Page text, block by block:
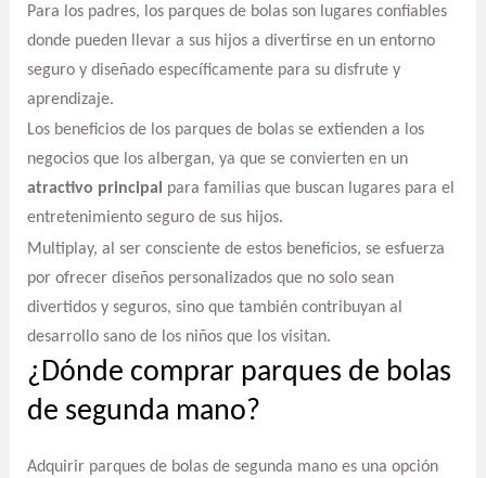
Para los padres, los parques de bolas son lugares confiables
donde pueden llevar a sus hijos a divertirse en un entorno
seguro y diseñado específicamente para su disfrute y
aprendizaje.
Los beneficios de los parques de bolas se extienden a los
negocios que los albergan, ya que se convierten en un
atractivo principal para familias que buscan lugares para el
entretenimiento seguro de sus hijos.
Multiplay, al ser consciente de estos beneficios, se esfuerza
por ofrecer diseños personalizados que no solo sean
divertidos y seguros, sino que también contribuyan al
desarrollo sano de los niños que los visitan.
¿Dónde comprar parques de bolas
de segunda mano?
Adquirir parques de bolas de segunda mano es una opción